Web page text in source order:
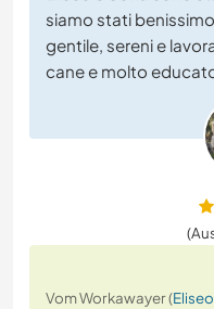
siamo stati
gentile, sereni e
cane e molto
Vom Workawayer (